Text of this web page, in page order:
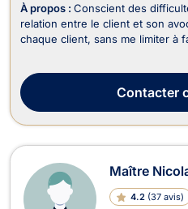
À propos : Conscient des
relation entre le client et son
chaque client, sans me limiter à
compréhension. C’est pour ...
Contacter
Maître
4.2 (37 avis)